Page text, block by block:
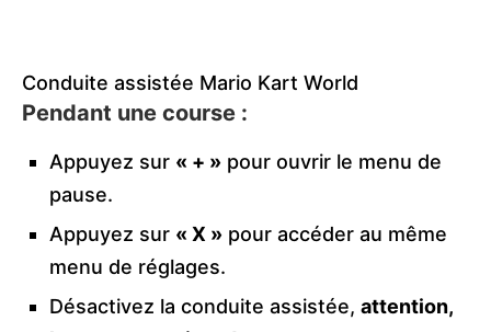
Conduite assistée Mario Kart World
Pendant une course :
Appuyez sur « + » pour ouvrir le menu de
pause.
Appuyez sur « X » pour accéder au même
menu de réglages.
Désactivez la conduite assistée, attention,